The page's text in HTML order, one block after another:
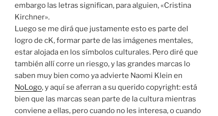
embargo las letras significan, para alguien, «Cristina
Kirchner».
Luego se me dirá que justamente esto es parte del
logro de cK, formar parte de las imágenes mentales,
estar alojada en los símbolos culturales. Pero diré que
también allí corre un riesgo, y las grandes marcas lo
saben muy bien como ya advierte Naomi Klein en
NoLogo, y aquí se aferran a su querido copyright: está
bien que las marcas sean parte de la cultura mientras
conviene a ellas, pero cuando no les interesa, o cuando